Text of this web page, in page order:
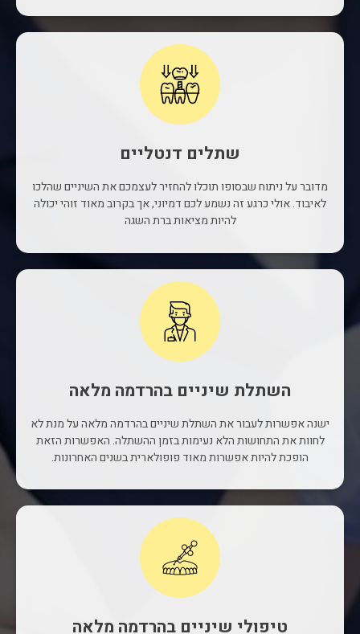
שתלים דנטליים
מדובר על ניתוח שבסופו תוכלו להחזיר לעצמכם את השיניים שהלכו
לאיבוד. אולי כרגע זה נשמע לכם דמיוני, אך בקרוב מאוד זוהי יכולה
להיות מציאות ברת השגה
השתלת שיניים בהרדמה מלאה
ישנה אפשרות לעבור את השתלת שיניים בהרדמה מלאה על מנת לא
לחוות את התחושות הלא נעימות בזמן ההשתלה. האפשרות הזאת
הופכת להיות אפשרות מאוד פופולארית בשנים האחרונות.
טיפולי שיניים בהרדמה מלאה